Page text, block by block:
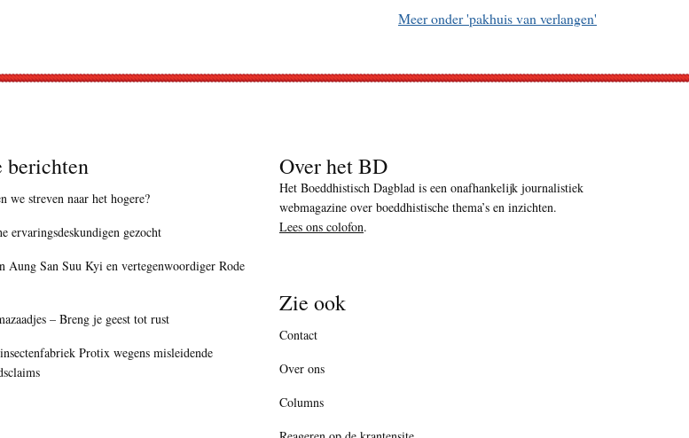
Meer onder 'pakhuis van verlangen'
berichten
we streven naar het hogere?
ervaringsdeskundigen gezocht
Aung San Suu Kyi en vertegenwoordiger Rode
– Breng je geest tot rust
Protix wegens misleidende
Over het BD
Het Boeddhistisch Dagblad is een onafhankelijk journalistiek
webmagazine over boeddhistische thema’s en inzichten.
Lees ons colofon.
Zie ook
Contact
Over ons
Columns